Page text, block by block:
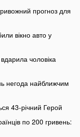
прогноз для
вікно авто у
чоловіка
негода найближчим
43-річний Герой
по 200 гривень: